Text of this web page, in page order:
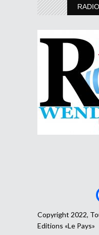
Copyright 2022,
Editions «Le Pays»